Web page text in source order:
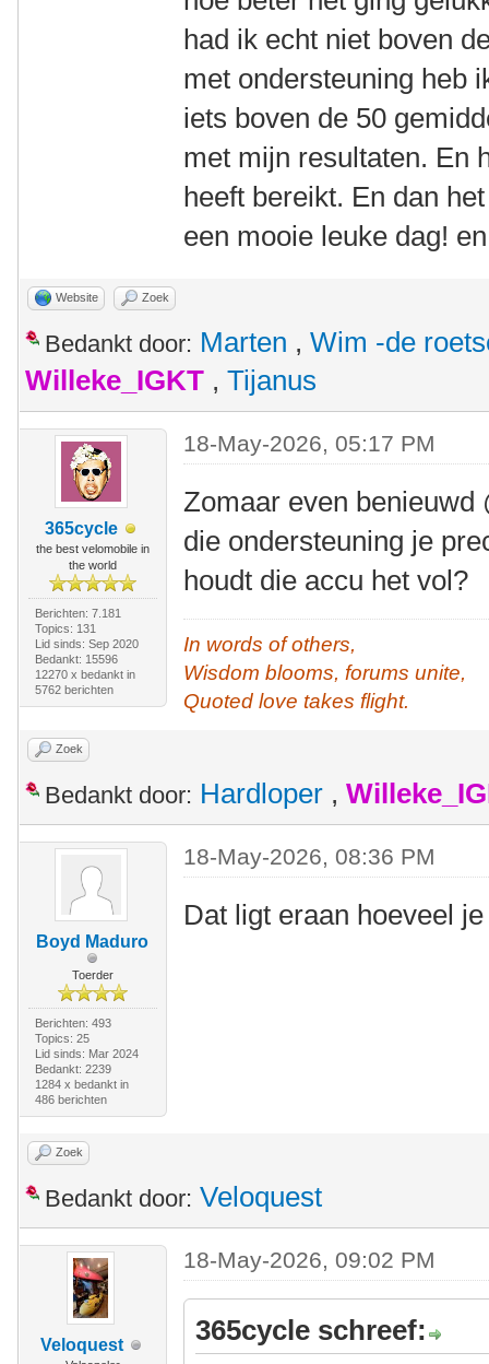
had ik echt niet boven
met ondersteuning heb
iets boven de 50
met mijn resultaten. En
heeft bereikt. En dan
een mooie leuke dag!
Website Zoek
Bedankt door: Marten , Wim -de
Willeke_IGKT , Tijanus
365cycle
the best velomobile in
the world
Berichten: 7.181
Topics: 131
Lid sinds: Sep 2020
Bedankt: 15596
12270 x bedankt in
5762 berichten
18-May-2026, 05:17 PM
Zomaar even benieuwd
die ondersteuning je
houdt die accu het vol?
In words of others,
Wisdom blooms, forums unite,
Quoted love takes flight.
Zoek
Bedankt door: Hardloper ,
Boyd Maduro
Toerder
Berichten: 493
Topics: 25
Lid sinds: Mar 2024
Bedankt: 2239
1284 x bedankt in
486 berichten
18-May-2026, 08:36 PM
Dat ligt eraan hoeveel
Zoek
Bedankt door: Veloquest
Veloquest
18-May-2026, 09:02 PM
365cycle schreef: